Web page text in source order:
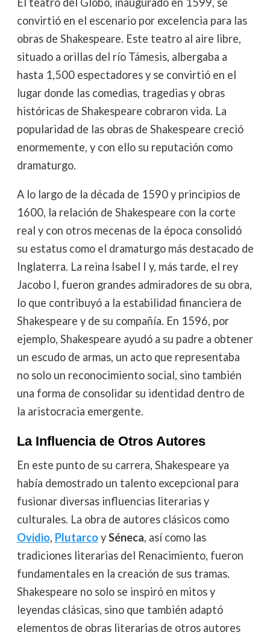
convirtió en el escenario por excelencia para las
obras de Shakespeare. Este teatro al aire libre,
situado a orillas del río Támesis, albergaba a
hasta 1,500 espectadores y se convirtió en el
lugar donde las comedias, tragedias y obras
históricas de Shakespeare cobraron vida. La
popularidad de las obras de Shakespeare creció
enormemente, y con ello su reputación como
dramaturgo.
A lo largo de la década de 1590 y principios de
1600, la relación de Shakespeare con la corte
real y con otros mecenas de la época consolidó
su estatus como el dramaturgo más destacado de
Inglaterra. La reina Isabel I y, más tarde, el rey
Jacobo I, fueron grandes admiradores de su obra,
lo que contribuyó a la estabilidad financiera de
Shakespeare y de su compañía. En 1596, por
ejemplo, Shakespeare ayudó a su padre a obtener
un escudo de armas, un acto que representaba
no solo un reconocimiento social, sino también
una forma de consolidar su identidad dentro de
la aristocracia emergente.
La Influencia de Otros Autores
En este punto de su carrera, Shakespeare ya
había demostrado un talento excepcional para
fusionar diversas influencias literarias y
culturales. La obra de autores clásicos como
Ovidio, PlutarcoySéneca, así como las
tradiciones literarias del Renacimiento, fueron
fundamentales en la creación de sus tramas.
Shakespeare no solo se inspiró en mitos y
leyendas clásicas, sino que también adaptó
elementos de obras literarias de otros autores